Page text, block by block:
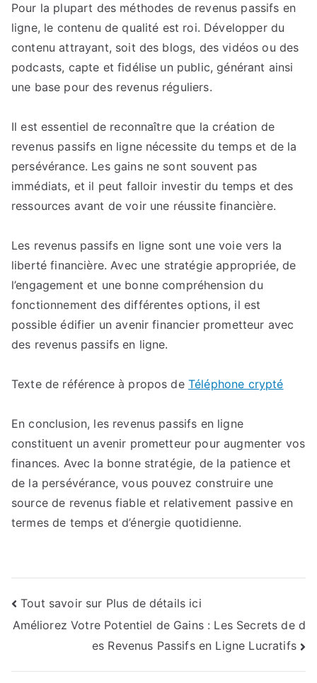
Pour la plupart des méthodes de revenus passifs en
ligne, le contenu de qualité est roi. Développer du
contenu attrayant, soit des blogs, des vidéos ou des
podcasts, capte et fidélise un public, générant ainsi
une base pour des revenus réguliers.
Il est essentiel de reconnaître que la création de
revenus passifs en ligne nécessite du temps et de la
persévérance. Les gains ne sont souvent pas
immédiats, et il peut falloir investir du temps et des
ressources avant de voir une réussite financière.
Les revenus passifs en ligne sont une voie vers la
liberté financière. Avec une stratégie appropriée, de
l’engagement et une bonne compréhension du
fonctionnement des différentes options, il est
possible édifier un avenir financier prometteur avec
des revenus passifs en ligne.
Texte de référence à propos de Téléphone crypté
En conclusion, les revenus passifs en ligne
constituent un avenir prometteur pour augmenter vos
finances. Avec la bonne stratégie, de la patience et
de la persévérance, vous pouvez construire une
source de revenus fiable et relativement passive en
termes de temps et d’énergie quotidienne.
Navigation
de
l’article
Tout savoir sur Plus de détails ici
Améliorez Votre Potentiel de Gains : Les Secrets de d
es Revenus Passifs en Ligne Lucratifs